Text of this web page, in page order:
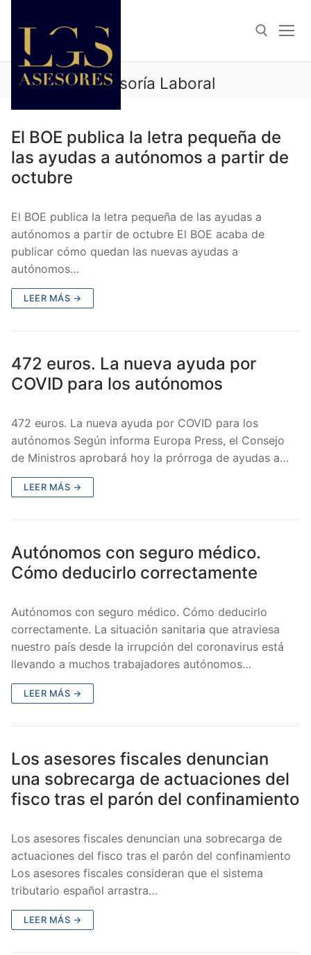
Categoría:Asesoría Laboral
El BOE publica la letra pequeña de
las ayudas a autónomos a partir de
octubre
El BOE publica la letra pequeña de las ayudas a
autónomos a partir de octubre El BOE acaba de
publicar cómo quedan las nuevas ayudas a
autónomos…
LEER MÁS →
472 euros. La nueva ayuda por
COVID para los autónomos
472 euros. La nueva ayuda por COVID para los
autónomos Según informa Europa Press, el Consejo
de Ministros aprobará hoy la prórroga de ayudas a…
LEER MÁS →
Autónomos con seguro médico.
Cómo deducirlo correctamente
Autónomos con seguro médico. Cómo deducirlo
correctamente. La situación sanitaria que atraviesa
nuestro país desde la irrupción del coronavirus está
llevando a muchos trabajadores autónomos…
LEER MÁS →
Los asesores fiscales denuncian
una sobrecarga de actuaciones del
fisco tras el parón del confinamiento
Los asesores fiscales denuncian una sobrecarga de
actuaciones del fisco tras el parón del confinamiento
Los asesores fiscales consideran que el sistema
tributario español arrastra…
LEER MÁS →